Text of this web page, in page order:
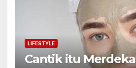
LIFESTYLE
Cantik itu Merdeka